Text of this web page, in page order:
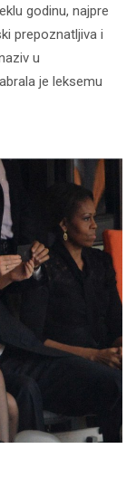
godinu, najpre
prepoznatljiva i
u
je leksemu